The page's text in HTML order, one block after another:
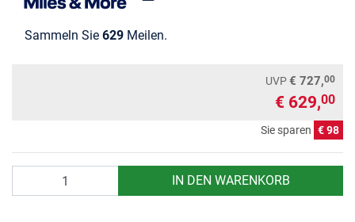
Sammeln Sie 629 Meilen.
UVP€ 727,00
€ 629,00
Sie sparen € 98
IN DEN WARENKORB